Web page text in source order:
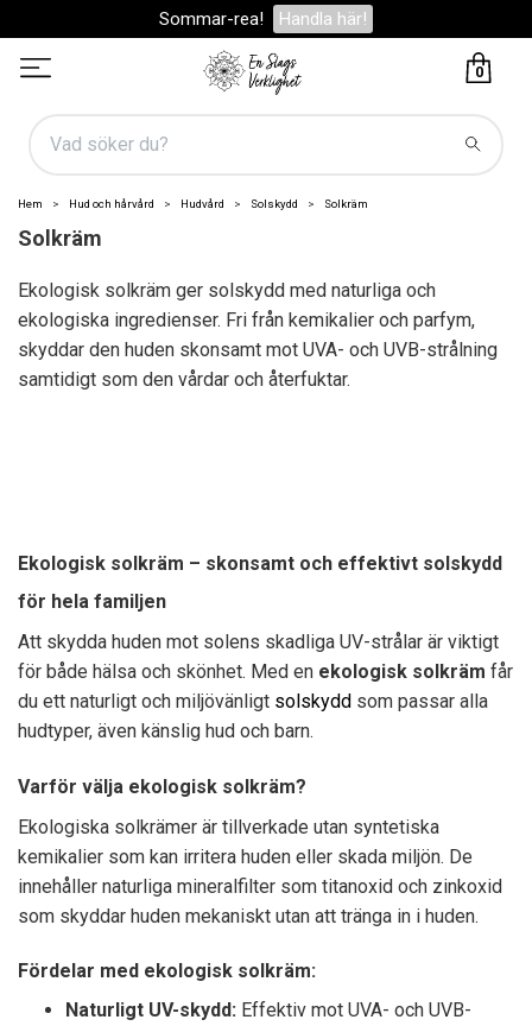
Sommar-rea! Handla här!
0
Hem Hud och hårvård Hudvård Solskydd Solkräm
Solkräm
Ekologisk solkräm ger solskydd med naturliga och
ekologiska ingredienser. Fri från kemikalier och parfym,
skyddar den huden skonsamt mot UVA- och UVB-strålning
samtidigt som den vårdar och återfuktar.
Ekologisk solkräm – skonsamt och effektivt solskydd
för hela familjen
Att skydda huden mot solens skadliga UV-strålar är viktigt
för både hälsa och skönhet. Med en ekologisk solkräm får
du ett naturligt och miljövänligt solskydd som passar alla
hudtyper, även känslig hud och barn.
Varför välja ekologisk solkräm?
Ekologiska solkrämer är tillverkade utan syntetiska
kemikalier som kan irritera huden eller skada miljön. De
innehåller naturliga mineralfilter som titanoxid och zinkoxid
som skyddar huden mekaniskt utan att tränga in i huden.
Fördelar med ekologisk solkräm:
Naturligt UV-skydd: Effektiv mot UVA- och UVB-